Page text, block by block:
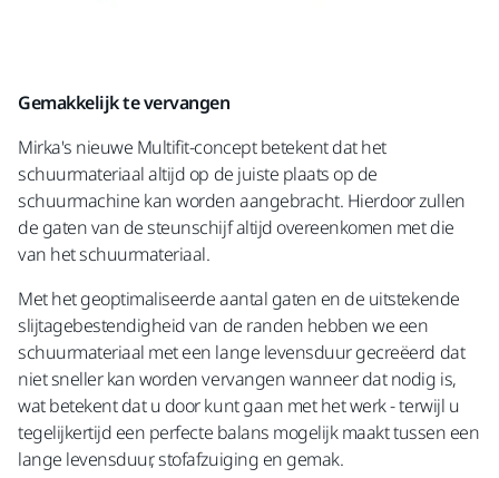
Gemakkelijk te vervangen
Mirka's nieuwe Multifit-concept betekent dat het
schuurmateriaal altijd op de juiste plaats op de
schuurmachine kan worden aangebracht. Hierdoor zullen
de gaten van de steunschijf altijd overeenkomen met die
van het schuurmateriaal.
Met het geoptimaliseerde aantal gaten en de uitstekende
slijtagebestendigheid van de randen hebben we een
schuurmateriaal met een lange levensduur gecreëerd dat
niet sneller kan worden vervangen wanneer dat nodig is,
wat betekent dat u door kunt gaan met het werk - terwijl u
tegelijkertijd een perfecte balans mogelijk maakt tussen een
lange levensduur, stofafzuiging en gemak.